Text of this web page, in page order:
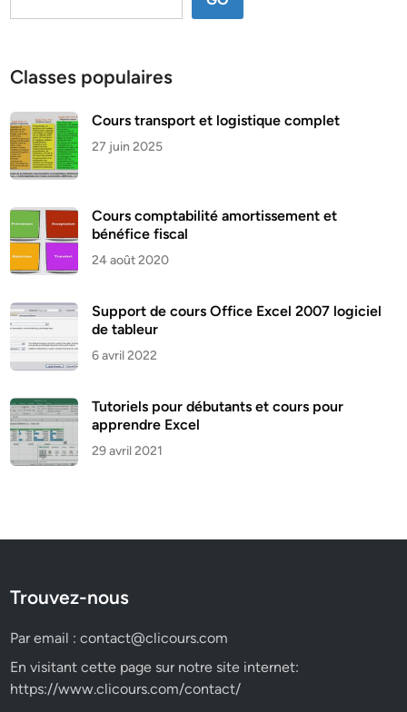
Classes populaires
Cours transport et logistique complet
27 juin 2025
Cours comptabilité amortissement et
bénéfice fiscal
24 août 2020
Support de cours Office Excel 2007 logiciel
de tableur
6 avril 2022
Tutoriels pour débutants et cours pour
apprendre Excel
29 avril 2021
Trouvez-nous
Par email :contact@clicours.com
En visitant cette page sur notre site internet:
https://www.clicours.com/contact/